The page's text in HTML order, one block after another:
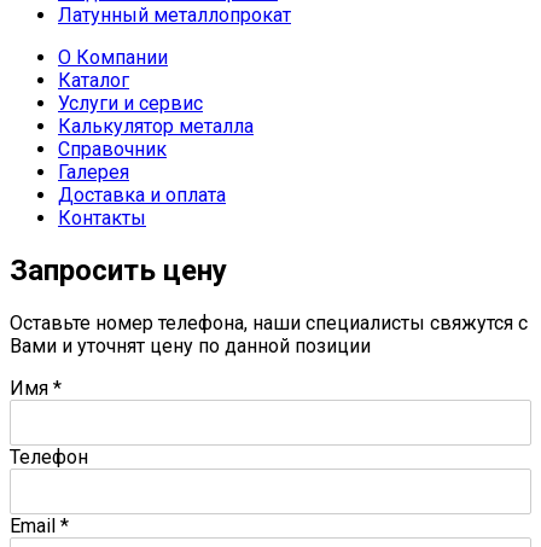
Латунный металлопрокат
О Компании
Каталог
Услуги и сервис
Калькулятор металла
Справочник
Галерея
Доставка и оплата
Контакты
Запросить цену
Оставьте номер телефона, наши специалисты свяжутся с
Вами и уточнят цену по данной позиции
Имя *
Телефон
Email *